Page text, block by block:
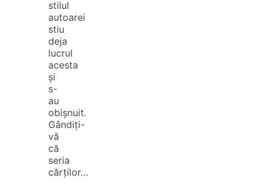
stilul
autoarei
stiu
deja
lucrul
acesta
și
s-
au
obișnuit.
Gândiți-
vă
că
seria
cărților…